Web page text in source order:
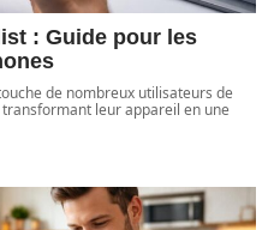
: Guide pour les
de nombreux utilisateurs de
leur appareil en une